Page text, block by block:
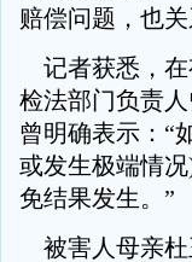
赔偿问题，也关
记者获悉，在
检法部门负责
曾明确表示：“
或发生极端情
免结果发生。”
被害人母亲杜